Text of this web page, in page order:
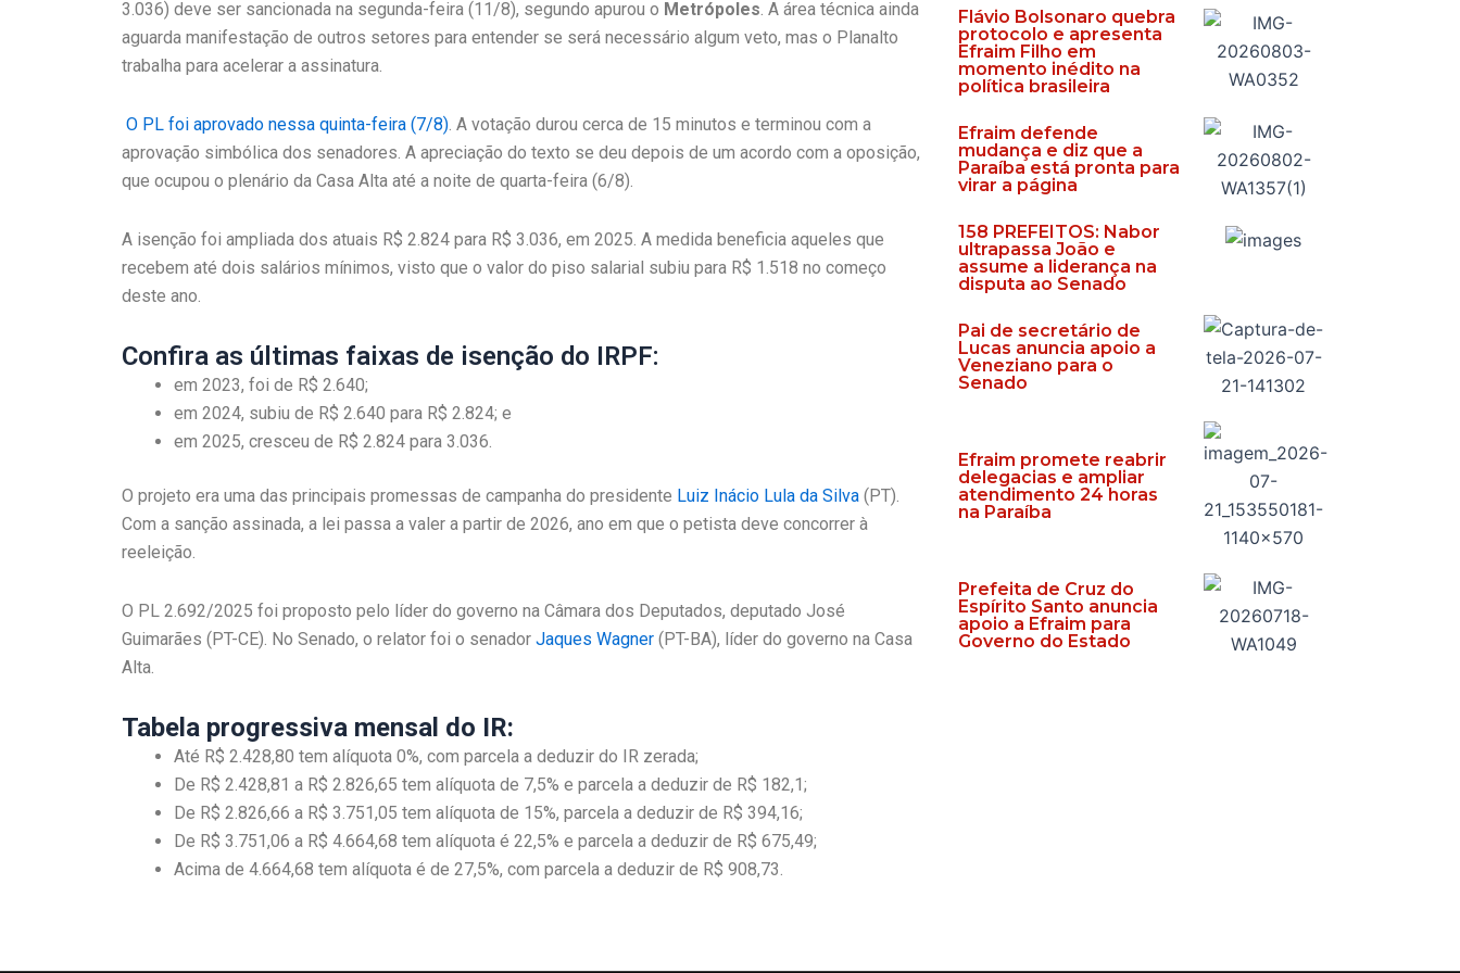
3.036) deve ser sancionada na segunda-feira (11/8), segundo apurou o Metrópoles. A área técnica ainda
aguarda manifestação de outros setores para entender se será necessário algum veto, mas o Planalto
trabalha para acelerar a assinatura.
O PL foi aprovado nessa quinta-feira (7/8). A votação durou cerca de 15 minutos e terminou com a
aprovação simbólica dos senadores. A apreciação do texto se deu depois de um acordo com a oposição,
que ocupou o plenário da Casa Alta até a noite de quarta-feira (6/8).
A isenção foi ampliada dos atuais R$ 2.824 para R$ 3.036, em 2025. A medida beneficia aqueles que
recebem até dois salários mínimos, visto que o valor do piso salarial subiu para R$ 1.518 no começo
deste ano.
Confira as últimas faixas de isenção do IRPF:
em 2023, foi de R$ 2.640;
em 2024, subiu de R$ 2.640 para R$ 2.824; e
em 2025, cresceu de R$ 2.824 para 3.036.
O projeto era uma das principais promessas de campanha do presidente Luiz Inácio Lula da Silva (PT).
Com a sanção assinada, a lei passa a valer a partir de 2026, ano em que o petista deve concorrer à
reeleição.
O PL 2.692/2025 foi proposto pelo líder do governo na Câmara dos Deputados, deputado José
Guimarães (PT-CE). No Senado, o relator foi o senador Jaques Wagner (PT-BA), líder do governo na Casa
Alta.
Tabela progressiva mensal do IR:
Até R$ 2.428,80 tem alíquota 0%, com parcela a deduzir do IR zerada;
De R$ 2.428,81 a R$ 2.826,65 tem alíquota de 7,5% e parcela a deduzir de R$ 182,1;
De R$ 2.826,66 a R$ 3.751,05 tem alíquota de 15%, parcela a deduzir de R$ 394,16;
De R$ 3.751,06 a R$ 4.664,68 tem alíquota é 22,5% e parcela a deduzir de R$ 675,49;
Acima de 4.664,68 tem alíquota é de 27,5%, com parcela a deduzir de R$ 908,73.
Flávio Bolsonaro quebra
protocolo e apresenta
Efraim Filho em
momento inédito na
política brasileira
Efraim defende
mudança e diz que a
Paraíba está pronta para
virar a página
158 PREFEITOS: Nabor
ultrapassa João e
assume a liderança na
disputa ao Senado
Pai de secretário de
Lucas anuncia apoio a
Veneziano para o
Senado
Efraim promete reabrir
delegacias e ampliar
atendimento 24 horas
na Paraíba
Prefeita de Cruz do
Espírito Santo anuncia
apoio a Efraim para
Governo do Estado